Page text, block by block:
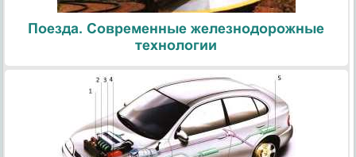
Поезда. Современные железнодорожные
технологии